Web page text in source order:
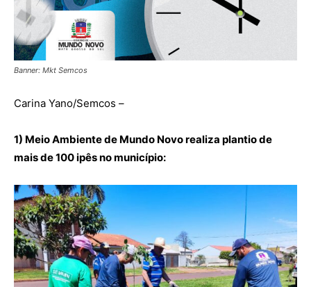
Banner: Mkt Semcos
Carina Yano/Semcos –
1) Meio Ambiente de Mundo Novo realiza plantio de
mais de 100 ipês no município: